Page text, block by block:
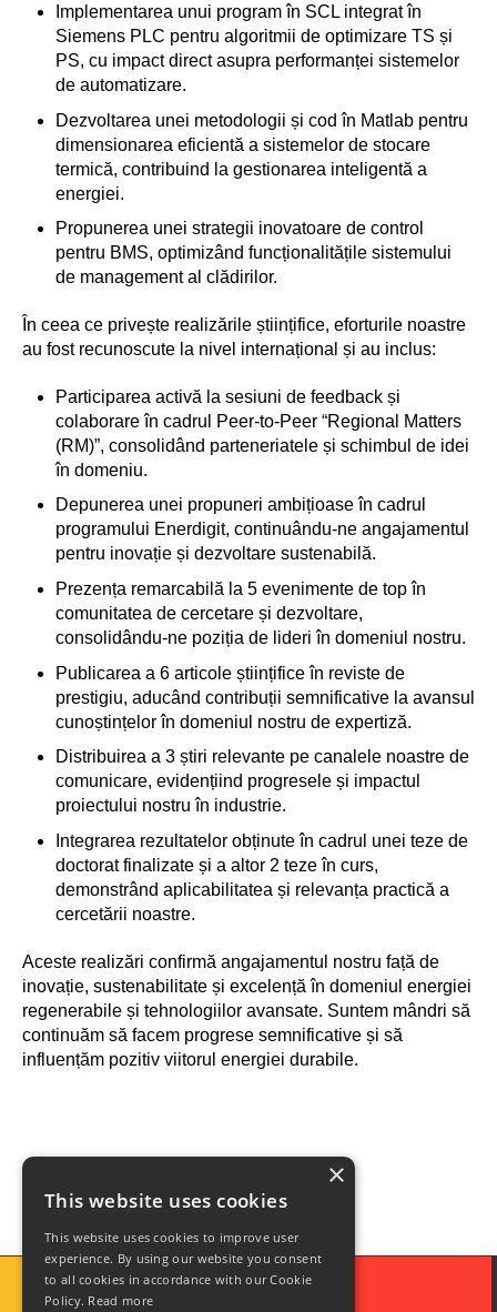
Implementarea unui program în SCL integrat în
Siemens PLC pentru algoritmii de optimizare TS și
PS, cu impact direct asupra performanței sistemelor
de automatizare.
Dezvoltarea unei metodologii și cod în Matlab pentru
dimensionarea eficientă a sistemelor de stocare
termică, contribuind la gestionarea inteligentă a
energiei.
Propunerea unei strategii inovatoare de control
pentru BMS, optimizând funcționalitățile sistemului
de management al clădirilor.
În ceea ce privește realizările științifice, eforturile noastre
au fost recunoscute la nivel internațional și au inclus:
Participarea activă la sesiuni de feedback și
colaborare în cadrul Peer-to-Peer “Regional Matters
(RM)”, consolidând parteneriatele și schimbul de idei
în domeniu.
Depunerea unei propuneri ambițioase în cadrul
programului Enerdigit, continuându-ne angajamentul
pentru inovație și dezvoltare sustenabilă.
Prezența remarcabilă la 5 evenimente de top în
comunitatea de cercetare și dezvoltare,
consolidându-ne poziția de lideri în domeniul nostru.
Publicarea a 6 articole științifice în reviste de
prestigiu, aducând contribuții semnificative la avansul
cunoștințelor în domeniul nostru de expertiză.
Distribuirea a 3 știri relevante pe canalele noastre de
comunicare, evidențiind progresele și impactul
proiectului nostru în industrie.
Integrarea rezultatelor obținute în cadrul unei teze de
doctorat finalizate și a altor 2 teze în curs,
demonstrând aplicabilitatea și relevanța practică a
cercetării noastre.
Aceste realizări confirmă angajamentul nostru față de
inovație, sustenabilitate și excelență în domeniul energiei
regenerabile și tehnologiilor avansate. Suntem mândri să
continuăm să facem progrese semnificative și să
influențăm pozitiv viitorul energiei durabile.
×
This website uses cookies
This website uses cookies to improve user
experience. By using our website you consent
to all cookies in accordance with our Cookie
Policy. Read more